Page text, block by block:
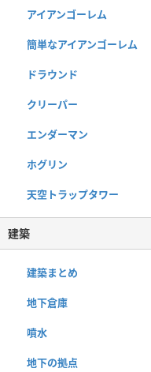
アイアンゴーレム
簡単なアイアンゴーレム
ドラウンド
クリーパー
エンダーマン
ホグリン
天空トラップタワー
建築
建築まとめ
地下倉庫
噴水
地下の拠点